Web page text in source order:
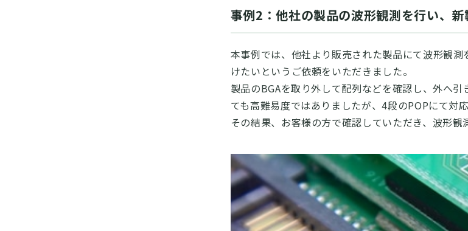
事例2：他社の製品の波形観測を行い、
本事例では、他社より販売された製品にて波形観
けたいというご依頼をいただきました。
製品のBGAを取り外して配列などを確認し、外へ
ても高難易度ではありましたが、4段のPOPにて対
その結果、お客様の方で確認していただき、波形観